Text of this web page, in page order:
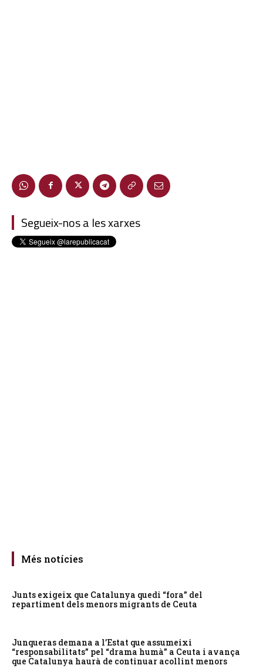
Segueix-nos a les xarxes
Més notícies
Junts exigeix que Catalunya quedi “fora” del
repartiment dels menors migrants de Ceuta
Junqueras demana a l’Estat que assumeixi
“responsabilitats” pel “drama humà” a Ceuta i avança
que Catalunya haurà de continuar acollint menors